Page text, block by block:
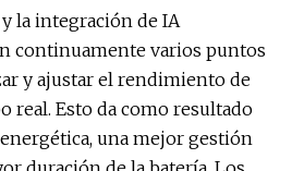
la integración de IA
continuamente varios puntos
y ajustar el rendimiento de
real. Esto da como resultado
una mejor gestión